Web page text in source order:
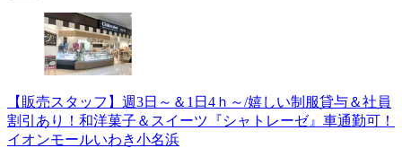
【販売スタッフ】週3日～＆1日4ｈ～/嬉しい制服貸与＆社員
割引あり！和洋菓子＆スイーツ『シャトレーゼ』車通勤可！
イオンモールいわき小名浜